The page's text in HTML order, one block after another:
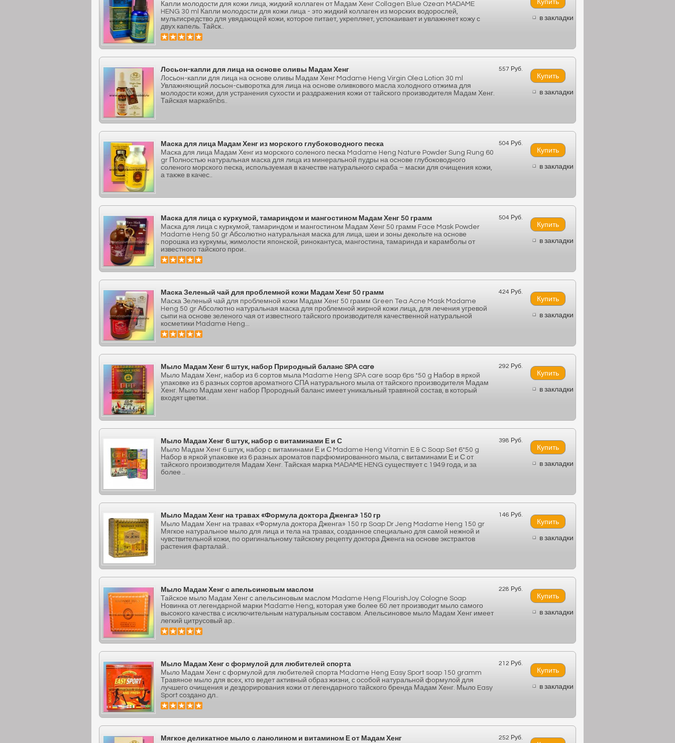
в закладки
Капли молодости для кожи лица, жидкий коллаген от Мадам Хенг Collagen Blue Ozean MADAME
HENG 30 ml Капли молодости для кожи лица - это жидкий коллаген из морских водорослей,
мультисредство для увядающей кожи, которое питает, укрепляет, успокаивает и увлажняет кожу с
двух капель. Тайск..
в закладки
557 Руб.
Лосьон-капли для лица на основе оливы Мадам Хенг
Лосьон-капли для лица на основе оливы Мадам Хенг Madame Heng Virgin Olea Lotion 30 ml
Увлажняющий лосьон-сыворотка для лица на основе оливкового масла холодного отжима для
молодости кожи, для устранения сухости и раздражения кожи от тайского производителя Мадам Хенг.
Тайская марка&nbs..
в закладки
504 Руб.
Маска для лица Мадам Хенг из морского глубоководного песка
Маска для лица Мадам Хенг из морского соленого песка Madame Heng Nature Powder Sung Rung 60
gr Полностью натуральная маска для лица из минеральной пудры на основе глубоководного
соленого морского песка, используемая в качестве натурального скраба – маски для очищения кожи,
а также в качес..
в закладки
504 Руб.
Маска для лица с куркумой, тамариндом и мангостином Мадам Хенг 50 грамм
Маска для лица с куркумой, тамариндом и мангостином Мадам Хенг 50 грамм Face Mask Powder
Madame Heng 50 gr Абсолютно натуральная маска для лица, шеи и зоны декольте на основе
порошка из куркумы, жимолости японской, ринокантуса, мангостина, тамаринда и карамболы от
известного тайского прои..
в закладки
424 Руб.
Маска Зеленый чай для проблемной кожи Мадам Хенг 50 грамм
Маска Зеленый чай для проблемной кожи Мадам Хенг 50 грамм Green Tea Acne Mask Madame
Heng 50 gr Абсолютно натуральная маска для проблемной жирной кожи лица, для лечения угревой
сыпи на основе зеленого чая от известного тайского производителя качественной натуральной
косметики Madame Heng...
в закладки
292 Руб.
Мыло Мадам Хенг 6 штук, набор Природный баланс SPA care
Мыло Мадам Хенг, набор из 6 сортов мыла Madame Heng SPA care soap 6ps *50 g Набор в яркой
упаковке из 6 разных сортов ароматного СПА натурального мыла от тайского производителя Мадам
Хенг. Мыло Мадам хенг набор Прородный баланс имеет уникальный травяной состав, в который
входят цветки..
в закладки
398 Руб.
Мыло Мадам Хенг 6 штук, набор с витаминами Е и С
Мыло Мадам Хенг 6 штук, набор с витаминами Е и С Madame Heng Vitamin E & C Soap Set 6*50 g
Набор в яркой упаковке из 6 разных ароматов парфюмированного мыла, с витаминами Е и С от
тайского производителя Мадам Хенг. Тайская марка MADAME HENG существует с 1949 года, и за
более ..
в закладки
146 Руб.
Мыло Мадам Хенг на травах «Формула доктора Дженга» 150 гр
Мыло Мадам Хенг на травах «Формула доктора Дженга» 150 гр Soap Dr Jeng Madame Heng 150 gr
Мягкое натуральное мыло для лица и тела на травах, созданное специально для самой нежной и
чувствительной кожи, по оригинальному тайскому рецепту доктора Дженга на основе экстрактов
растения фарталай..
в закладки
228 Руб.
Мыло Мадам Хенг с апельсиновым маслом
Тайское мыло Мадам Хенг с апельсиновым маслом Madame Heng FlourishJoy Cologne Soap
Новинка от легендарной марки Madame Heng, которая уже более 60 лет производит мыло самого
высокого качества с исключительным натуральным составом. Апельсиновое мыло Мадам Хенг имеет
легкий цитрусовый ар..
в закладки
212 Руб.
Мыло Мадам Хенг с формулой для любителей спорта
Мыло Мадам Хенг с формулой для любителей спорта Madame Heng Easy Sport soap 150 gramm
Травяное мыло для всех, кто ведет активный образ жизни, с особой натуральной формулой для
лучшего очищения и дездорирования кожи от легендарного тайского бренда Мадам Хенг. Мыло Easy
Sport создано дл..
252 Руб.
Мягкое деликатное мыло с ланолином и витамином Е от Мадам Хенг